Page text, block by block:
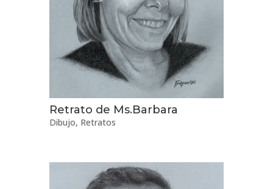
Retrato de Ms.Barbara
Dibujo, Retratos